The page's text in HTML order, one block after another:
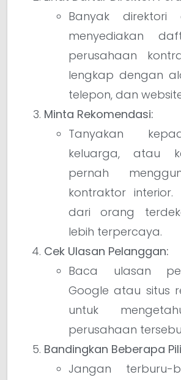
Banyak direktori
menyediakan
perusahaan
lengkap dengan
telepon, dan
Minta Rekomendasi:
Tanyakan
keluarga, atau
pernah
kontraktor interior.
dari orang
lebih terpercaya.
Cek Ulasan Pelanggan:
Baca ulasan
Google atau situs
untuk
perusahaan
Bandingkan Beberapa
Jangan terburu-